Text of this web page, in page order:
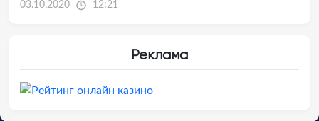
03.10.2020 12:21
Реклама